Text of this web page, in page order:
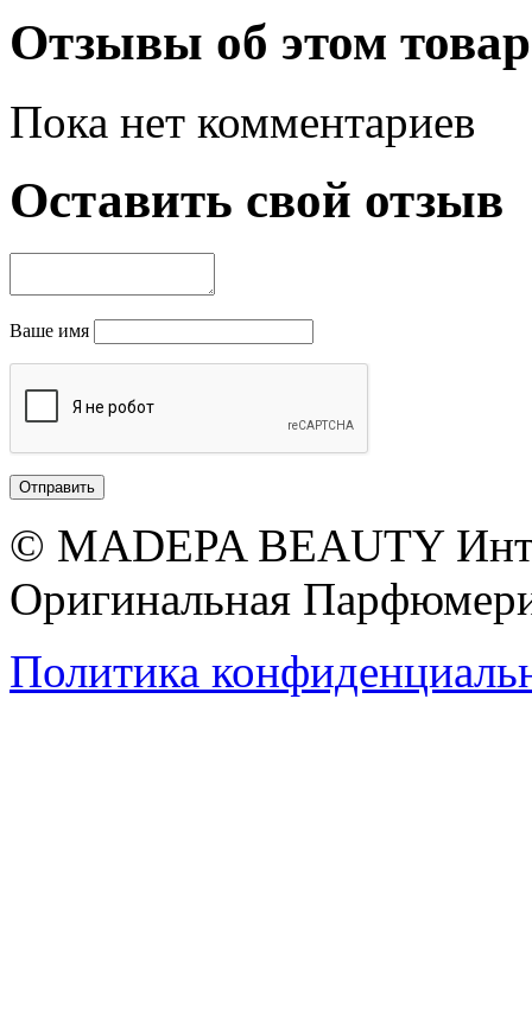
Отзывы об этом
Пока нет комментариев
Оставить свой отзыв
Ваше имя
© MADEPA BEAUTY
Оригинальная
Политика